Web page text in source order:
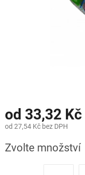
od 33,32 Kč
od 27,54 Kč bez DPH
cena:
Zvolte množství